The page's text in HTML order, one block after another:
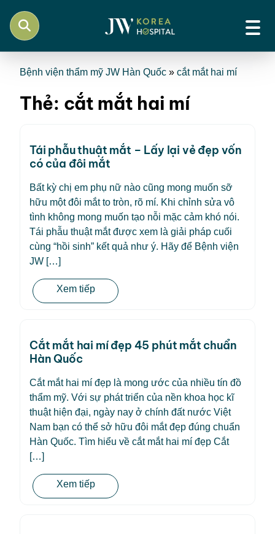
Bệnh viện thẩm mỹ JW Hàn Quốc » cắt mắt hai mí
Thẻ: cắt mắt hai mí
Tái phẫu thuật mắt – Lấy lại vẻ đẹp vốn
có của đôi mắt
Bất kỳ chị em phụ nữ nào cũng mong muốn sỡ
hữu một đôi mắt to tròn, rõ mí. Khi chỉnh sửa vô
tình không mong muốn tạo nỗi mặc cảm khó nói.
Tái phẫu thuật mắt được xem là giải pháp cuối
cùng “hồi sinh” kết quả như ý. Hãy để Bệnh viện
JW […]
Xem tiếp
Cắt mắt hai mí đẹp 45 phút mắt chuẩn
Hàn Quốc
Cắt mắt hai mí đẹp là mong ước của nhiều tín đồ
thẩm mỹ. Với sự phát triển của nền khoa học kĩ
thuật hiện đại, ngày nay ở chính đất nước Việt
Nam bạn có thể sở hữu đôi mắt đẹp đúng chuẩn
Hàn Quốc. Tìm hiểu về cắt mắt hai mí đẹp Cắt
[…]
Xem tiếp